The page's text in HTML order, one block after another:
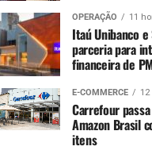
OPERAÇÃO 11
Itaú Unibanco
parceria para
financeira de
E-COMMERCE
Carrefour
Amazon Brasil
itens